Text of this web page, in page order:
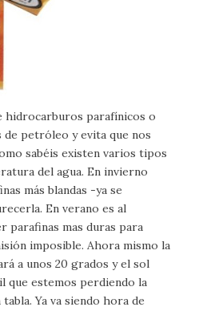
hidrocarburos parafínicos o
de petróleo y evita que nos
sabéis existen varios tipos
del agua. En invierno
más blandas -ya se
En verano es al
parafinas mas duras para
imposible. Ahora mismo la
a unos 20 grados y el sol
que estemos perdiendo la
Ya va siendo hora de